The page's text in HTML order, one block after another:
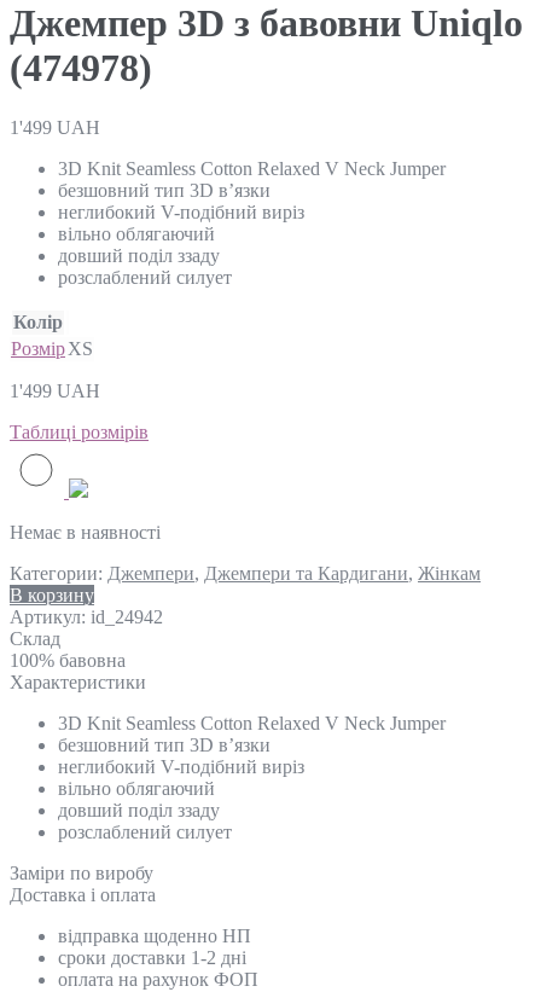
Джемпер 3D з бавовни Uniqlo
(474978)
1'499 UAH
3D Knit Seamless Cotton Relaxed V Neck Jumper
безшовний тип 3D в’язки
неглибокий V-подібний виріз
вільно облягаючий
довший поділ ззаду
розслаблений силует
Колір
РозмірXS
1'499 UAH
Таблиці розмірів
Немає в наявності
Категории: Джемпери, Джемпери та Кардигани, Жінкам
В корзину
Артикул: id_24942
Склад
100% бавовна
Характеристики
3D Knit Seamless Cotton Relaxed V Neck Jumper
безшовний тип 3D в’язки
неглибокий V-подібний виріз
вільно облягаючий
довший поділ ззаду
розслаблений силует
Замiри по виробу
Доставка і оплата
відправка щоденно НП
сроки доставки 1-2 дні
оплата на рахунок ФОП